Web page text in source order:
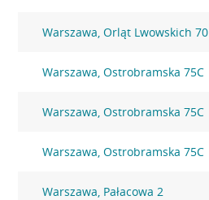
Warszawa, Orląt Lwowskich 70
Warszawa, Ostrobramska 75C
Warszawa, Ostrobramska 75C
Warszawa, Ostrobramska 75C
Warszawa, Pałacowa 2